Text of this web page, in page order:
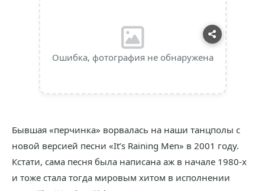
Ошибка, фотография не обнаружена
Бывшая «перчинка» ворвалась на наши танцполы с
новой версией песни «It’s Raining Men» в 2001 году.
Кстати, сама песня была написана аж в начале 1980-х
и тоже стала тогда мировым хитом в исполнении